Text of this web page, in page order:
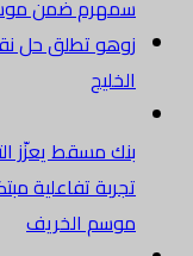
سمهرم ضمن موسم
الخليج
بنك مسقط يعزّز
تجربة تفاعلية
موسم الخريف